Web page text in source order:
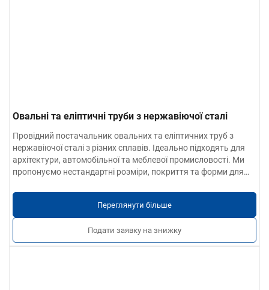
Овальні та еліптичні труби з нержавіючої сталі
Провідний постачальник овальних та еліптичних труб з
нержавіючої сталі з різних сплавів. Ідеально підходять для
архітектури, автомобільної та меблевої промисловості. Ми
пропонуємо нестандартні розміри, покриття та форми для
Переглянути більше
Подати заявку на знижку